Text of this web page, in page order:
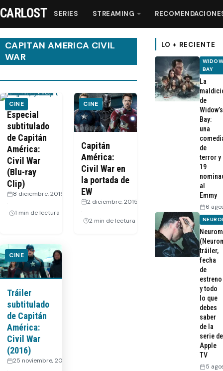
Streaming
Recomendaciones
Videos
Webisodios
CARLOST SERIES STREAMING
CAPITAN AMERICA CIVIL
WAR
CINE
Especial
subtitulado
de Capitán
América:
Civil War
(Blu-ray
Clip)
8 diciembre, 2015
1 min de lectura
CINE
Capitán
América:
Civil War en
la portada de
EW
2 diciembre, 2015
2 min de lectura
CINE
Tráiler
subtitulado
de Capitán
América:
Civil War
(2016)
25 noviembre, 2015
LO + RECIENTE
BAY
La
de
Widow’s
Bay:
una
de
terror y
19
al
Emmy
6
tráiler,
fecha
de
estreno
y todo
lo que
debes
saber
de la
serie de
Apple
TV
5